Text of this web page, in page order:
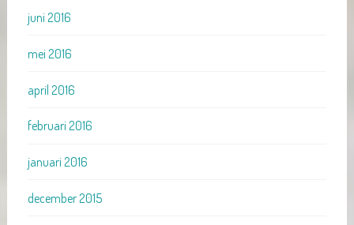
juni 2016
mei 2016
april 2016
februari 2016
januari 2016
december 2015